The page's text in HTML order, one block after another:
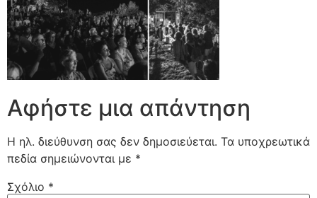
Αφήστε μια απάντηση
Η ηλ. διεύθυνση σας δεν δημοσιεύεται. Τα υποχρεωτικά
πεδία σημειώνονται με *
Σχόλιο *